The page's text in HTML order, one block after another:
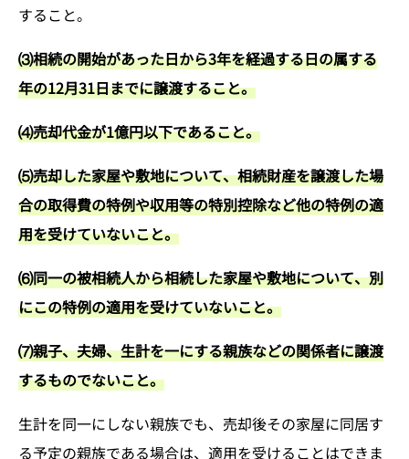
すること。
⑶相続の開始があった日から3年を経過する日の属する
年の12月31日までに譲渡すること。
⑷売却代金が1億円以下であること。
⑸売却した家屋や敷地について、相続財産を譲渡した場
合の取得費の特例や収用等の特別控除など他の特例の適
用を受けていないこと。
⑹同一の被相続人から相続した家屋や敷地について、別
にこの特例の適用を受けていないこと。
⑺親子、夫婦、生計を一にする親族などの関係者に譲渡
するものでないこと。
生計を同一にしない親族でも、売却後その家屋に同居す
る予定の親族である場合は、適用を受けることはできま